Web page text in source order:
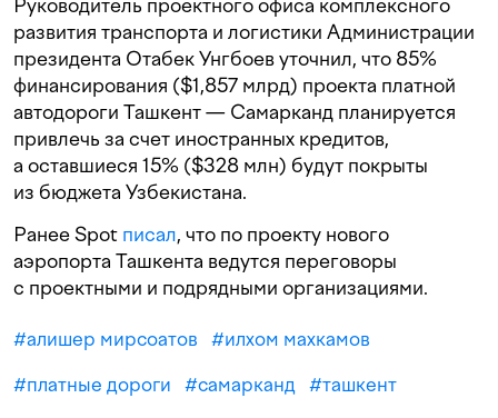
Руководитель проектного офиса комплексного
развития транспорта и логистики Администрации
президента Отабек Унгбоев уточнил, что 85%
финансирования ($1,857 млрд) проекта платной
автодороги Ташкент — Самарканд планируется
привлечь за счет иностранных кредитов,
а оставшиеся 15% ($328 млн) будут покрыты
из бюджета Узбекистана.
Ранее Spot писал, что по проекту нового
аэропорта Ташкента ведутся переговоры
с проектными и подрядными организациями.
#алишер мирсоатов #илхом махкамов
#платные дороги #самарканд #ташкент